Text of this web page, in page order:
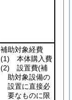
補助対象経費
(1) 本体購入費
(2) 設置費(補
助対象設備の
設置に直接必
要なものに限